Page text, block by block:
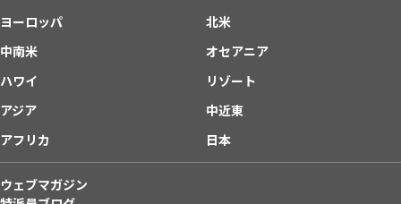
ヨーロッパ
北米
中南米
オセアニア
ハワイ
リゾート
アジア
中近東
アフリカ
日本
ウェブマガジン